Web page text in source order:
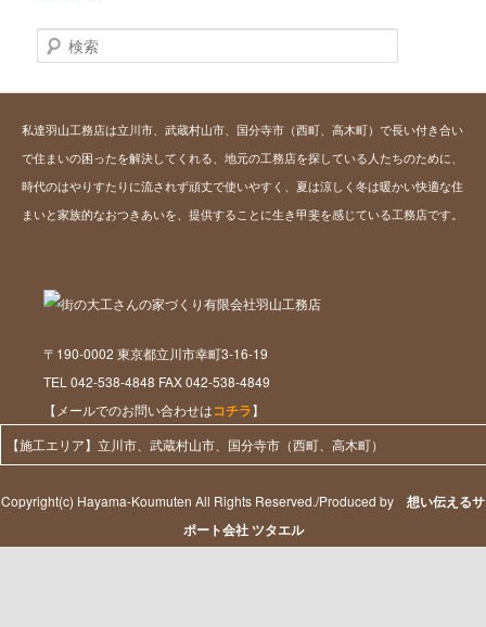
検
索
私達羽山工務店は立川市、武蔵村山市、国分寺市（西町、高木町）で長い付き合い
で住まいの困ったを解決してくれる、地元の工務店を探している人たちのために、
時代のはやりすたりに流されず頑丈で使いやすく、夏は涼しく冬は暖かい快適な住
まいと家族的なおつきあいを、提供することに生き甲斐を感じている工務店です。
〒190-0002 東京都立川市幸町3-16-19
TEL 042-538-4848 FAX 042-538-4849
【メールでのお問い合わせはコチラ】
【施工エリア】立川市、武蔵村山市、国分寺市（西町、高木町）
Copyright(c) Hayama-Koumuten All Rights Reserved./Produced by 想い伝えるサ
ポート会社 ツタエル